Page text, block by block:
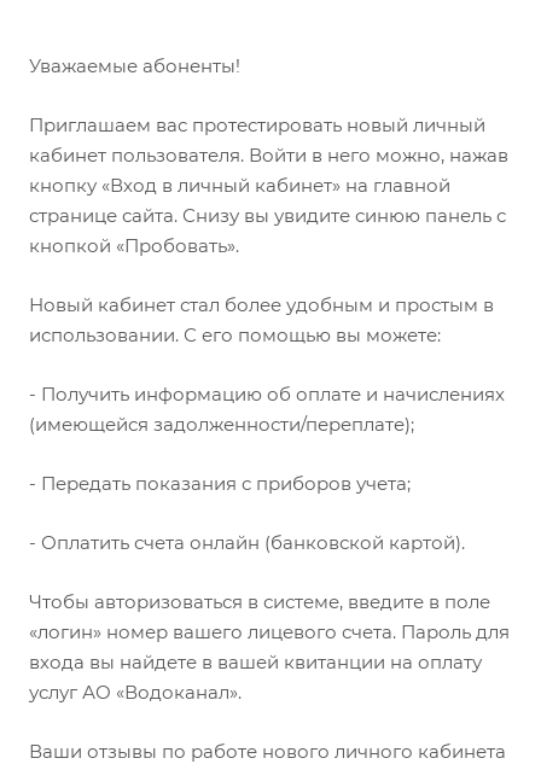
Уважаемые абоненты!
Приглашаем вас протестировать новый личный
кабинет пользователя. Войти в него можно, нажав
кнопку «Вход в личный кабинет» на главной
странице сайта. Снизу вы увидите синюю панель с
кнопкой «Пробовать».
Новый кабинет стал более удобным и простым в
использовании. С его помощью вы можете:
- Получить информацию об оплате и начислениях
(имеющейся задолженности/переплате);
- Передать показания с приборов учета;
- Оплатить счета онлайн (банковской картой).
Чтобы авторизоваться в системе, введите в поле
«логин» номер вашего лицевого счета. Пароль для
входа вы найдете в вашей квитанции на оплату
услуг АО «Водоканал».
Ваши отзывы по работе нового личного кабинета